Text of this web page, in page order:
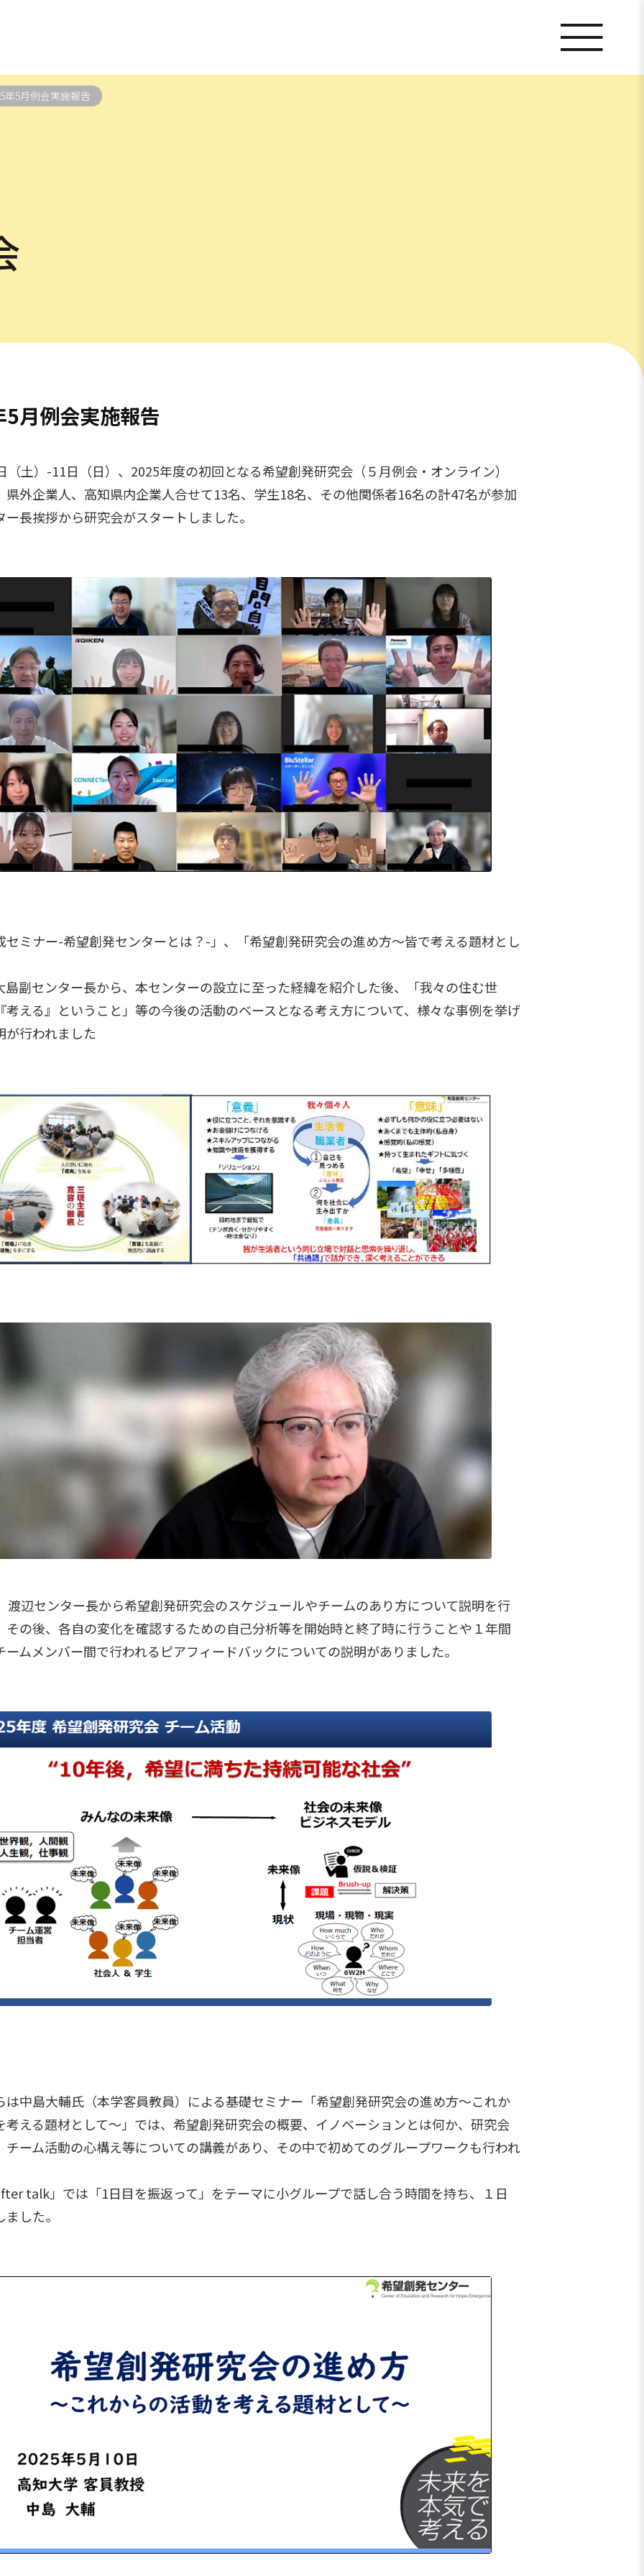
年5月例会実施報告
月例会実施報告
土）-11日（日）、2025年度の初回となる希望創発研究会（５月例会・オンライン）
県外企業人、高知県内企業人合せて13名、学生18名、その他関係者16名の計47名が参加
ー長挨拶から研究会がスタートしました。
セミナー-希望創発センターとは？-」、「希望創発研究会の進め方～皆で考える題材とし
副センター長から、本センターの設立に至った経緯を紹介した後、「我々の住む世
考える』ということ」等の今後の活動のベースとなる考え方について、様々な事例を挙げ
が行われました
辺センター長から希望創発研究会のスケジュールやチームのあり方について説明を行
その後、各自の変化を確認するための自己分析等を開始時と終了時に行うことや１年間
ームメンバー間で行われるピアフィードバックについての説明がありました。
中島大輔氏（本学客員教員）による基礎セミナー「希望創発研究会の進め方～これか
考える題材として～」では、希望創発研究会の概要、イノベーションとは何か、研究会
チーム活動の心構え等についての講義があり、その中で初めてのグループワークも行われ
talk」では「1日目を振返って」をテーマに小グループで話し合う時間を持ち、１日
ました。